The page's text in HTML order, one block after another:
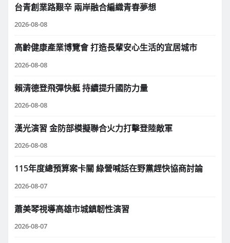
台青創業路艱辛 兩岸融合編織青春夢想
2026-08-08
高齡健康產業博覽會 打造長輩安心生活的宜居城市
2026-08-08
賴清德登飛彈快艇 持續提升國防力量
2026-08-08
漢光演習 金防部模擬聯合火力打擊登陸敵軍
2026-08-08
115年度總預算案卡關 綠營喊話在野黨趕快協商討論
2026-08-07
蕭美琴視導高雄市城鎮韌性演習
2026-08-07